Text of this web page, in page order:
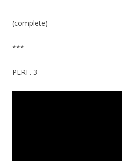
(complete)
***
PERF. 3